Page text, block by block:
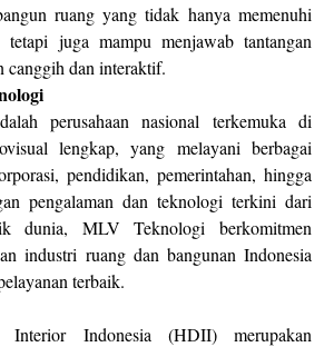
ruang yang tidak hanya memenuhi
juga mampu menjawab tantangan
canggih dan interaktif.
perusahaan nasional terkemuka di
lengkap, yang melayani berbagai
pendidikan, pemerintahan, hingga
pengalaman dan teknologi terkini dari
dunia, MLV Teknologi berkomitmen
industri ruang dan bangunan Indonesia
terbaik.
Interior Indonesia (HDII) merupakan